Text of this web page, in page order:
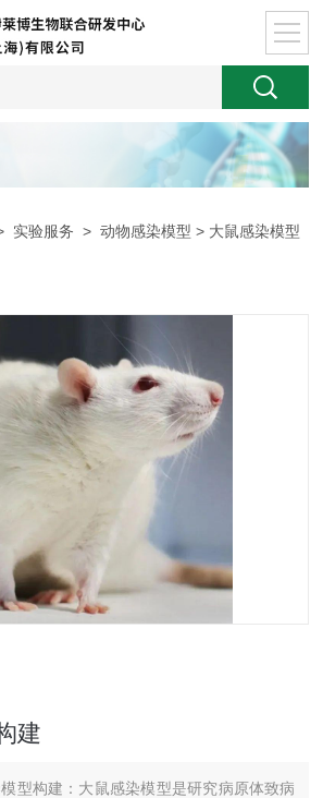
实验服务 >动物感染模型 > 大鼠感染模型
建
型构建：大鼠感染模型是研究病原体致病